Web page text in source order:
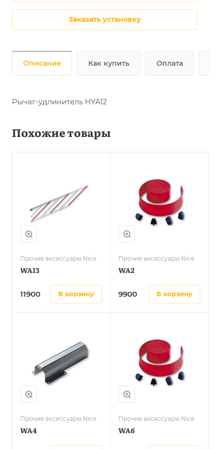
Заказать установку
Описание Как купить Оплата
Рычаг-удлинитель HYA12
Похожие товары
Прочие аксессуары Nice
WA13
11900 в корзину
Прочие аксессуары Nice
WA2
9900 в корзину
Прочие аксессуары Nice
WA4
Прочие аксессуары Nice
WA6